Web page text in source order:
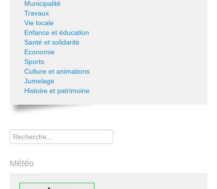
Municipalité
Travaux
Vie locale
Enfance et éducation
Santé et solidarité
Economie
Sports
Culture et animations
Jumelage
Histoire et patrimoine
Rechercher
Météo